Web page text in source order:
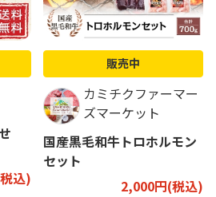
込)
販売中
カミチクファーマー
ズマーケット
国産黒毛和牛トロホルモン
セット
2,000円(税込)